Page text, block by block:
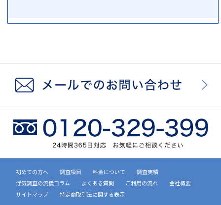
初めての方へ 調査項目 料金について
調査実績
浮気調査の流儀コラム
よくある質問 ご利用の流れ
会社概要
サイトマップ
特定商取引法に関する表示